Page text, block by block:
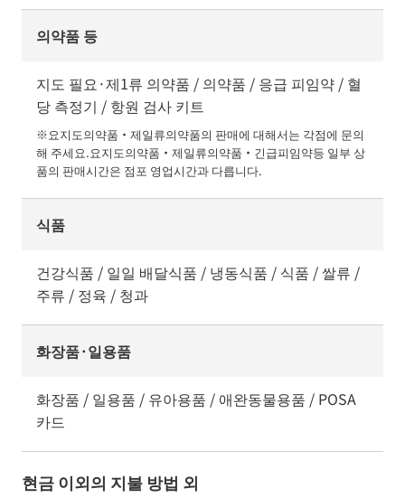
의약품 등
지도 필요·제1류 의약품 / 의약품 / 응급 피임약 / 혈
당 측정기 / 항원 검사 키트
※요지도의약품・제일류의약품의 판매에 대해서는 각점에 문의
해 주세요.요지도의약품・제일류의약품・긴급피임약등 일부 상
품의 판매시간은 점포 영업시간과 다릅니다.
식품
건강식품 / 일일 배달식품 / 냉동식품 / 식품 / 쌀류 /
주류 / 정육 / 청과
화장품·일용품
화장품 / 일용품 / 유아용품 / 애완동물용품 / POSA
카드
현금 이외의 지불 방법 외